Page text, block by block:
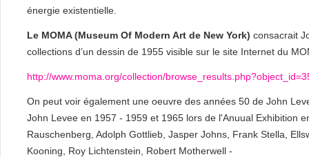
énergie existentielle.
Le MOMA (Museum Of Modern Art de New York) consacrait
collections d’un dessin de 1955 visible sur le site Internet du
http://www.moma.org/collection/
On peut voir également une oeuvre des années 50 de John
John Levee en 1957 - 1959 et 1965 lors de l'Anuual Exhibition
Rauschenberg, Adolph Gottlieb, Jasper Johns, Frank Stella,
Kooning, Roy Lichtenstein, Robert Motherwell -